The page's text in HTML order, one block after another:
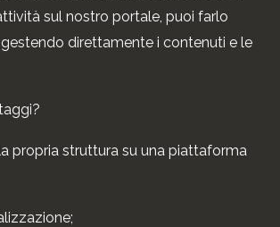
sul nostro portale, puoi farlo
direttamente i contenuti e le
propria struttura su una piattaforma